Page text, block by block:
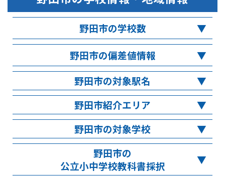
野田市の学校数
野田市の偏差値情報
野田市の対象駅名
野田市紹介エリア
野田市の対象学校
野田市の
公立小中学校教科書採択